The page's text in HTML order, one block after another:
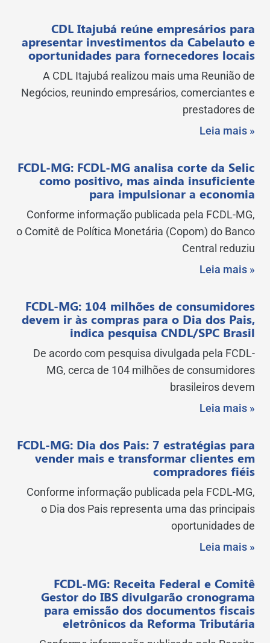
CDL Itajubá reúne empresários para
apresentar investimentos da Cabelauto e
oportunidades para fornecedores locais
A CDL Itajubá realizou mais uma Reunião de
Negócios, reunindo empresários, comerciantes e
prestadores de
Leia mais »
FCDL-MG: FCDL-MG analisa corte da Selic
como positivo, mas ainda insuficiente
para impulsionar a economia
Conforme informação publicada pela FCDL-MG,
o Comitê de Política Monetária (Copom) do Banco
Central reduziu
Leia mais »
FCDL-MG: 104 milhões de consumidores
devem ir às compras para o Dia dos Pais,
indica pesquisa CNDL/SPC Brasil
De acordo com pesquisa divulgada pela FCDL-
MG, cerca de 104 milhões de consumidores
brasileiros devem
Leia mais »
FCDL-MG: Dia dos Pais: 7 estratégias para
vender mais e transformar clientes em
compradores fiéis
Conforme informação publicada pela FCDL-MG,
o Dia dos Pais representa uma das principais
oportunidades de
Leia mais »
FCDL-MG: Receita Federal e Comitê
Gestor do IBS divulgarão cronograma
para emissão dos documentos fiscais
eletrônicos da Reforma Tributária